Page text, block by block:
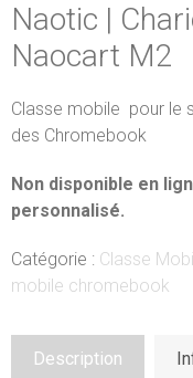
Naotic |
Naocart M2
Classe mobile pour le
des Chromebook
Non disponible en
personnalisé.
Catégorie : Classe
mobile chromebook
Description